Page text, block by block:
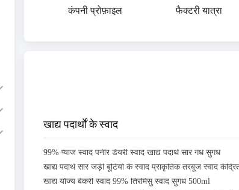
कंपनी प्रोफ़ाइल फैक्टरी यात्रा
खाद्य पदार्थों के स्वाद
99% प्याज स्वाद पनीर डेयरी स्वाद खाद्य पदार्थ सार गंध सुगंध
खाद्य पदार्थ सार जड़ी बूटियों के स्वाद प्राकृतिक तरबूज स्वाद
खाद्य योज्य बेकरी स्वाद 99% तिरमिसु स्वाद सुगंध 500ml